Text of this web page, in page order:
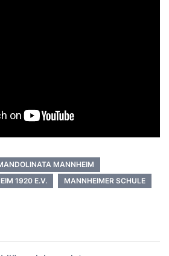
MANNHEIM
1920 E.V.
MANNHEIMER SCHULE